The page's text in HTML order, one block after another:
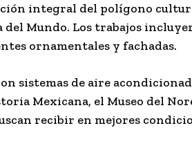
integral del polígono
del Mundo. Los trabajos
ornamentales y fachadas.
sistemas de aire
Mexicana, el Museo del
recibir en mejores